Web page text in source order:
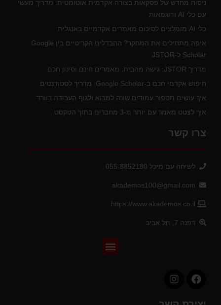
ניסוח מחדש של פסקאות בצורה אקדמית אוטומטית: מדריך מעשי
עם כלי AI ודוגמאות
כלי AI מומלצים לסיכום מאמרים אקדמיים באנגלית
איפה מתחילים את המחקר? ההבדלים הקריטיים בין Google
Scholar ל-JSTOR
מדריך JSTOR: גישה מהבית, מאמרים חינם וסינון חכם
חיפוש אקדמי חכם ב-Google Scholar: מדריך לסטודנטים
איך עושים מספור עמודים שונה למבוא ולגוף העבודה בוורד
איך לצטט מאמר עם יותר מ-3 מחברים בתוך הטקסט
צרו קשר
לשיחה עם מיכל 055-8852180
akademos100@gmail.com
https://www.akademos.co.il
דפנה 7, תל אביב